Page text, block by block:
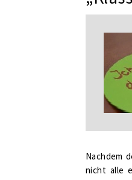
Nachdem
nicht alle